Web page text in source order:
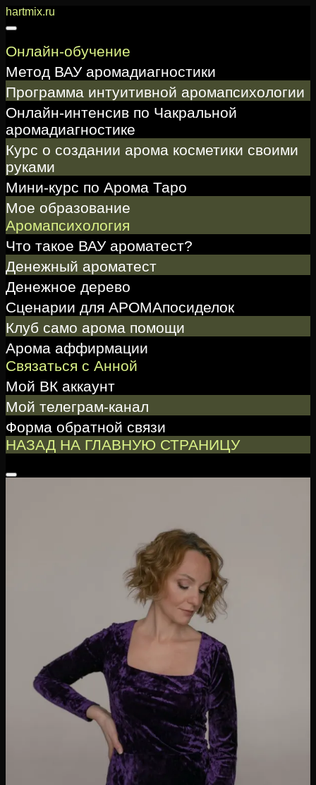
Перейти
к
hartmix.ru
Онлайн-обучение
Метод ВАУ аромадиагностики
Программа интуитивной аромапсихологии
Онлайн-интенсив по Чакральной
аромадиагностике
Курс о создании арома косметики своими
руками
Мини-курс по Арома Таро
Мое образование
Аромапсихология
Что такое ВАУ ароматест?
Денежный ароматест
Денежное дерево
Сценарии для АРОМАпосиделок
Клуб само арома помощи
Арома аффирмации
Связаться с Анной
Мой ВК аккаунт
Мой телеграм-канал
Форма обратной связи
НАЗАД НА ГЛАВНУЮ СТРАНИЦУ